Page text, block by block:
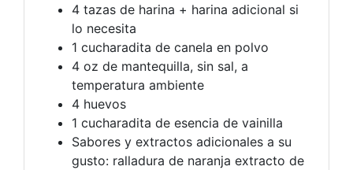
4 tazas de harina + harina adicional si
lo necesita
1 cucharadita de canela en polvo
4 oz de mantequilla, sin sal, a
temperatura ambiente
4 huevos
1 cucharadita de esencia de vainilla
Sabores y extractos adicionales a su
gusto: ralladura de naranja extracto de